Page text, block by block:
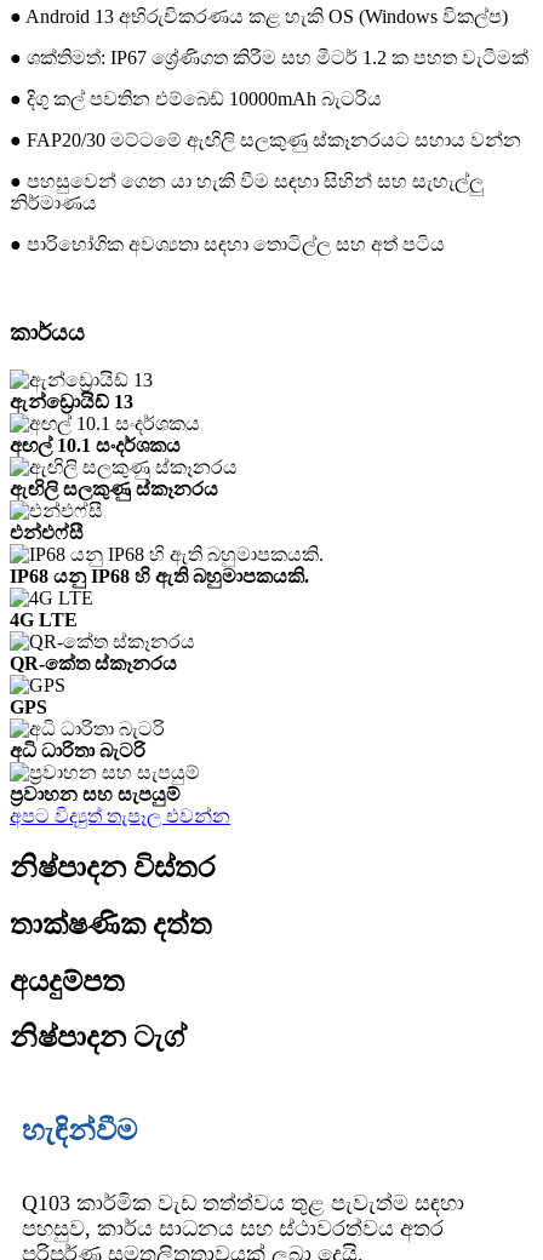
● Android 13 අභිරුචිකරණය කළ හැකි OS (Windows විකල්ප)
● ශක්තිමත්: IP67 ශ්‍රේණිගත කිරීම සහ මීටර් 1.2 ක පහත වැටීමක්
● දිගු කල් පවතින එම්බෙඩ් 10000mAh බැටරිය
● FAP20/30 මට්ටමේ ඇඟිලි සලකුණු ස්කෑනරයට සහාය වන්න
● පහසුවෙන් ගෙන යා හැකි වීම සඳහා සිහින් සහ සැහැල්ලු
නිර්මාණය
● පාරිභෝගික අවශ්‍යතා සඳහා තොටිල්ල සහ අත් පටිය
කාර්යය
ඇන්ඩ්‍රොයිඩ් 13
අඟල් 10.1 සංදර්ශකය
ඇඟිලි සලකුණු ස්කෑනරය
එන්එෆ්සී
IP68 යනු IP68 හි ඇති බහුමාපකයකි.
4G LTE
QR-කේත ස්කෑනරය
GPS
අධි ධාරිතා බැටරි
ප්‍රවාහන සහ සැපයුම්
අපට විද්‍යුත් තැපෑල එවන්න
නිෂ්පාදන විස්තර
තාක්ෂණික දත්ත
අයදුම්පත
නිෂ්පාදන ටැග්
හැඳින්වීම
Q103 කාර්මික වැඩ තත්ත්වය තුළ පැවැත්ම සඳහා
පහසුව, කාර්ය සාධනය සහ ස්ථාවරත්වය අතර
පරිපූර්ණ සමතුලිතතාවයක් ලබා දෙයි.